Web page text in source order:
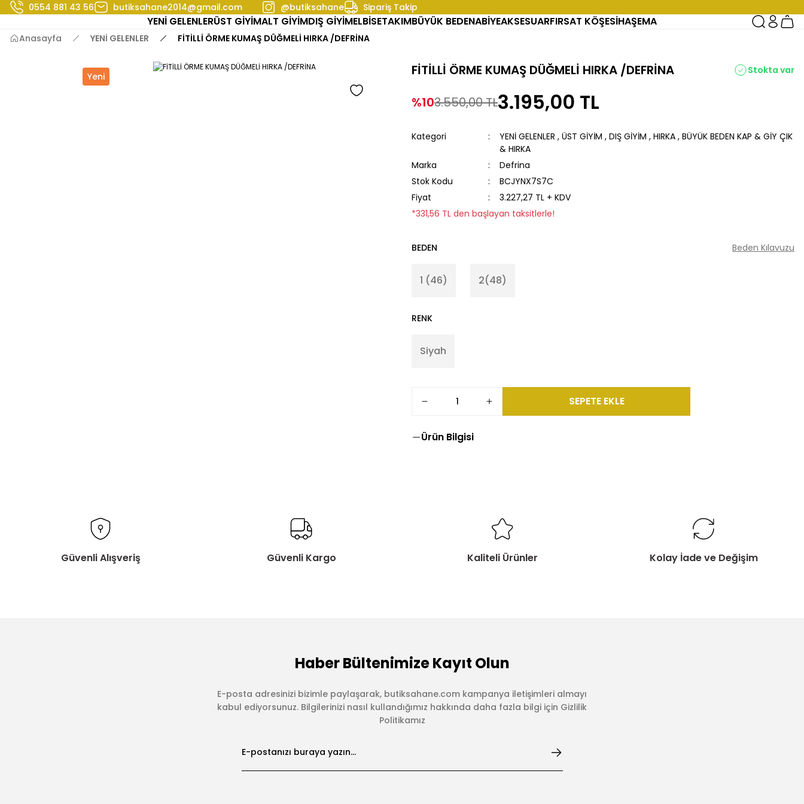
0554 881 43 56 butiksahane2014@gmail.com @butiksahane Sipariş Takip
YENİ GELENLERÜST GİYİMALT GİYİMDIŞ GİYİMELBİSETAKIMBÜYÜK BEDENABİYEAKSESUARFIRSAT KÖŞESİHAŞEMA
Anasayfa YENİ GELENLER FİTİLLİ ÖRME KUMAŞ DÜĞMELİ HIRKA /DEFRİNA
Yeni FİTİLLİ ÖRME KUMAŞ DÜĞMELİ HIRKA /DEFRİNA Stokta var
%103.550,00 TL3.195,00 TL
Kategori YENİ GELENLER , ÜST GİYİM , DIŞ GİYİM , HIRKA , BÜYÜK BEDEN KAP & GİY ÇIK
& HIRKA
Marka
Defrina
Stok Kodu
BCJYNX7S7C
Fiyat
3.227,27 TL + KDV
*331,56 TL den başlayan taksitlerle!
BEDEN
1 (46) 2(48)
RENK
Siyah
Beden Kılavuzu
SEPETE EKLE
Ürün Bilgisi
Güvenli Alışveriş Güvenli Kargo Kaliteli Ürünler Kolay İade ve Değişim
Haber Bültenimize Kayıt Olun
E-posta adresinizi bizimle paylaşarak, butiksahane.com kampanya iletişimleri almayı
kabul ediyorsunuz. Bilgilerinizi nasıl kullandığımız hakkında daha fazla bilgi için Gizlilik
Politikamız